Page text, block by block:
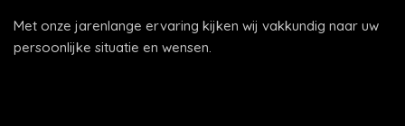
Met onze jarenlange ervaring kijken wij vakkundig naar uw
persoonlijke situatie en wensen.